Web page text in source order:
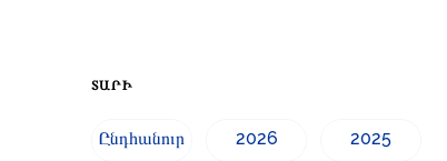
ՏԱՐԻ
Ընդհանուր 2026 2025